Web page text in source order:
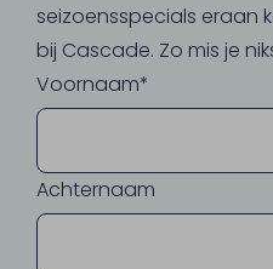
seizoensspecials eraan
bij Cascade. Zo mis je
Voornaam*
Achternaam